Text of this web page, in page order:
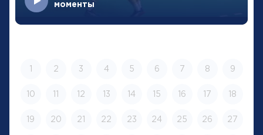
моменты
2 3 4 5 6 7 8 9
10 12 13 14 15 16 17 18
19 20 21 22 23 24 25 26 27